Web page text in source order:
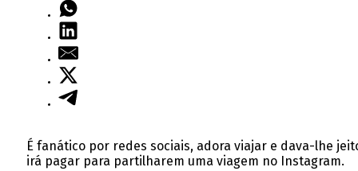
É fanático por redes sociais, adora viajar e dava-lhe
irá pagar para partilharem uma viagem no Instagram.